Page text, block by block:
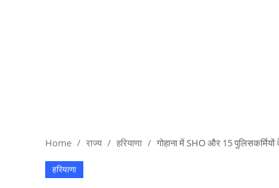
Home राज्य हरियाणा गोहाना में SHO और 15
हरियाणा